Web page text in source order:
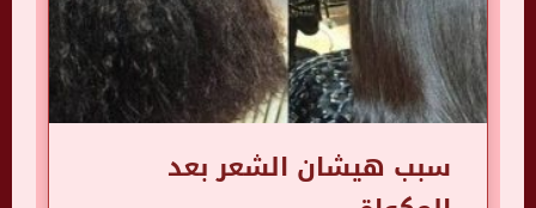
سبب هيشان الشعر بعد